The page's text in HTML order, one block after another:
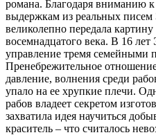
романа. Благодаря вниманию
выдержкам из реальных
великолепно передала
восемнадцатого века. В 16 лет
управление тремя семейными
Пренебрежительное
давление, волнения среди
упало на ее хрупкие плечи.
рабов владеет секретом
захватила идея научиться
краситель – что считалось